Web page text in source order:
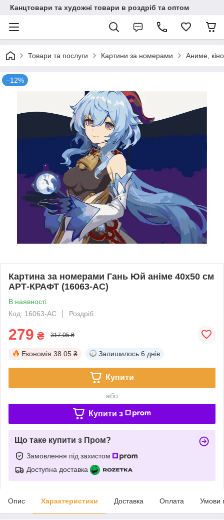
Канцтовари та художні товари в роздріб та оптом
Товари та послуги Картини за номерами Аниме,
–12%
Картина за номерами Гань Юй аніме 40х50 см
АРТ-КРАФТ (16063-AC)
В наявності
Код: 16063-AC
Роздріб
279 ₴ 317,05 ₴
Економія 38.05 ₴ Залишилось 6 днів
Купити
або
Купити з
Що таке купити з Пром?
Замовлення під захистом
Доступна доставка
Опис Характеристики Доставка Оплата Умови